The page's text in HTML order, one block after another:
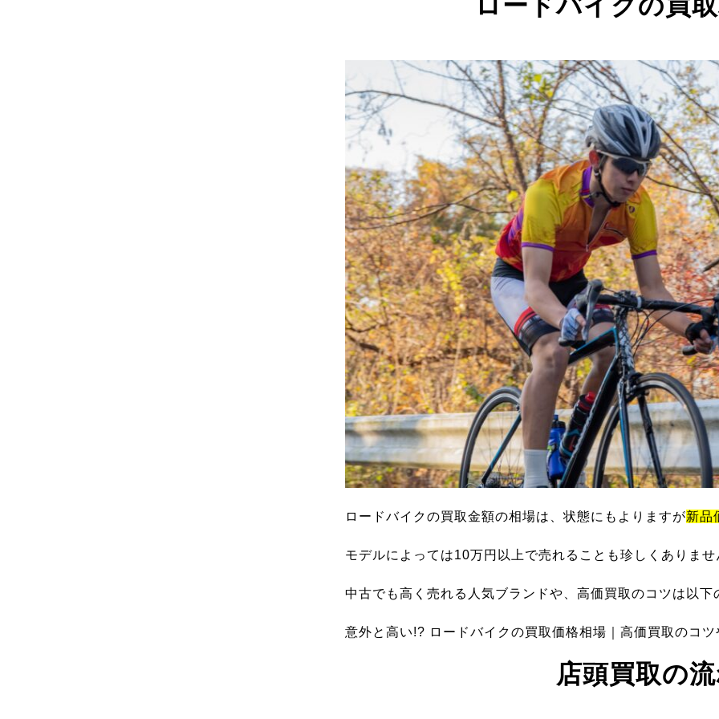
ロードバイクの買取金額の相場は、状態にもよりますが新品
モデルによっては10万円以上で売れることも珍しくありませ
中古でも高く売れる人気ブランドや、高価買取のコツは以
意外と高い!? ロードバイクの買取価格相場｜高価買取のコ
店頭買取の